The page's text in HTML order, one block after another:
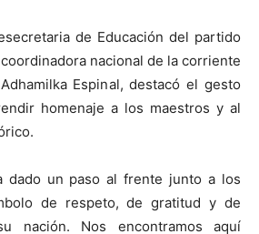
de Educación del partido
nacional de la corriente
Espinal, destacó el gesto
homenaje a los maestros y al
dado un paso al frente junto a los
de respeto, de gratitud y de
nación. Nos encontramos aquí